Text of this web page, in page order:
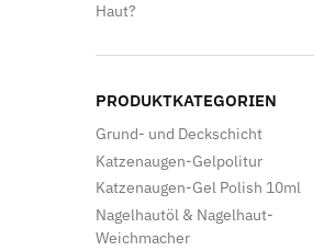
Haut?
PRODUKTKATEGORIEN
Grund- und Deckschicht
Katzenaugen-Gelpolitur
Katzenaugen-Gel Polish 10ml
Nagelhautöl & Nagelhaut-
Weichmacher